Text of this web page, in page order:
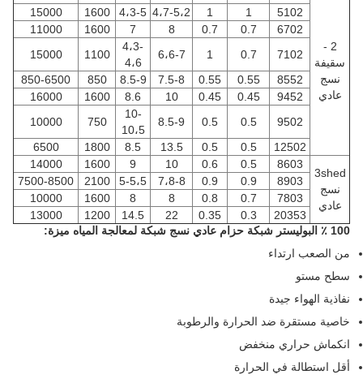
2 -
سقيفة
نسج
عادي
5102
4،7-5،2 4،3-5 1600
15000
6702
0.7
0.7
8
1600
11000
7102
0.7 6،6-7
4،3-
4،6
1100
15000
8552
0.55
0.55
7.5-8
8.5-9
850
850-6500
9452
0.45
0.45
10
8.6
1600
16000
9502
0.5
0.5
8.5-9
10-
10،5
750
10000
12502
0.5
0.5
13.5
8.5
1800
6500
3shed
نسج
عادي
8603
0.5
0.6
10
1600
14000
8903
0.9
0.9 7،8-8 5-5،5 2100
7500-8500
7803
0.7
0.8
8
1600
10000
20353
0.3
0.35
22
14.5
1200
13000
100 ٪ البوليستر شبكة حزام عادي نسج شبكة لمعالجة المياه
ميزة:
من الصعب ارتداء
سطح مستو
نفاذية الهواء جيدة
خاصية مستقرة ضد الحرارة والرطوبة
انكماش حراري منخفض
أقل استطالة في الحرارة